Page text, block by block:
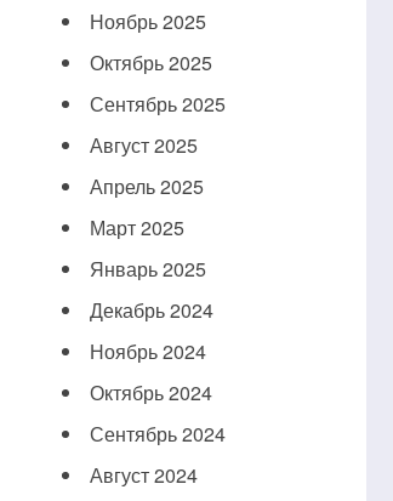
Ноябрь 2025
Октябрь 2025
Сентябрь 2025
Август 2025
Апрель 2025
Март 2025
Январь 2025
Декабрь 2024
Ноябрь 2024
Октябрь 2024
Сентябрь 2024
Август 2024